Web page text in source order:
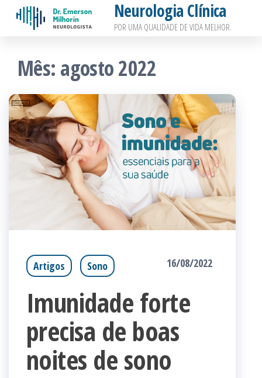
Pular
conteúdo
Neurologia Clínica
POR UMA QUALIDADE DE VIDA MELHOR.
Mês: agosto 2022
Artigos Sono 16/08/2022
Imunidade forte
precisa de boas
noites de sono